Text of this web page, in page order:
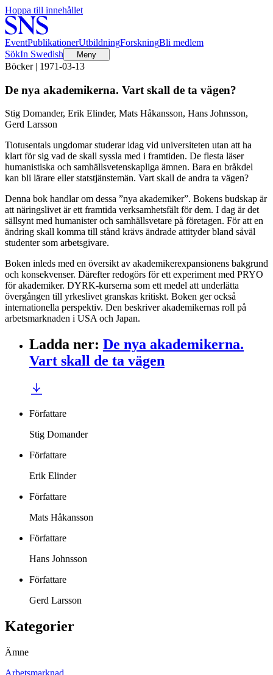
Hoppa till innehållet
EventPublikationerUtbildningForskningBli medlem
SökIn Swedish Meny
Böcker | 1971-03-13
De nya akademikerna. Vart skall de ta vägen?
Stig Domander, Erik Elinder, Mats Håkansson, Hans Johnsson,
Gerd Larsson
Tiotusentals ungdomar studerar idag vid universiteten utan att ha
klart för sig vad de skall syssla med i framtiden. De flesta läser
humanistiska och samhällsvetenskapliga ämnen. Bara en bråkdel
kan bli lärare eller statstjänstemän. Vart skall de andra ta vägen?
Denna bok handlar om dessa ”nya akademiker”. Bokens budskap är
att näringslivet är ett framtida verksamhetsfält för dem. I dag är det
sällsynt med humanister och samhällsvetare på företagen. För att en
ändring skall komma till stånd krävs ändrade attityder bland såväl
studenter som arbetsgivare.
Boken inleds med en översikt av akademikerexpansionens bakgrund
och konsekvenser. Därefter redogörs för ett experiment med PRYO
för akademiker. DYRK-kurserna som ett medel att underlätta
övergången till yrkeslivet granskas kritiskt. Boken ger också
internationella perspektiv. Den beskriver akademikernas roll på
arbetsmarknaden i USA och Japan.
Ladda ner: De nya akademikerna.
Vart skall de ta vägen
Författare
Stig Domander
Författare
Erik Elinder
Författare
Mats Håkansson
Författare
Hans Johnsson
Författare
Gerd Larsson
Kategorier
Ämne
Arbetsmarknad